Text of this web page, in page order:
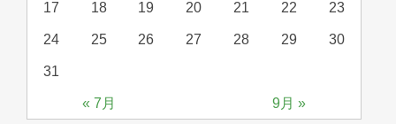
17 18 19 20 21 22 23
24 25 26 27 28 29 30
31
« 7月 9月 »